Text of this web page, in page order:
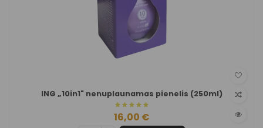
ING „10in1" nenuplaunamas pienelis (250ml)
16,00 €